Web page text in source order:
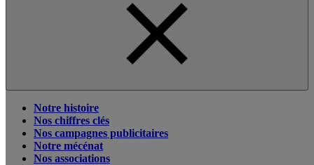
Notre histoire
Nos chiffres clés
Nos campagnes publicitaires
Notre mécénat
Nos associations